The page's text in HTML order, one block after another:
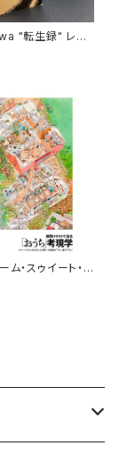
プ
ム・スゥイート・